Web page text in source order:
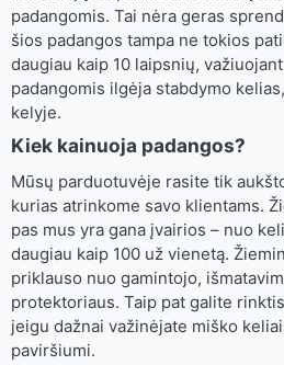
padangomis. Tai nėra geras
šios padangos tampa ne tokios
daugiau kaip 10 laipsnių,
padangomis ilgėja stabdymo
kelyje.
Kiek kainuoja padangos?
Mūsų parduotuvėje rasite tik
kurias atrinkome savo klientams.
pas mus yra gana įvairios – nuo
daugiau kaip 100 už vienetą.
priklauso nuo gamintojo,
protektoriaus. Taip pat galite
jeigu dažnai važinėjate miško
paviršiumi.